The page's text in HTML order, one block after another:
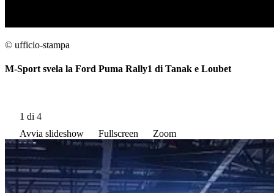
© ufficio-stampa
M-Sport svela la Ford Puma Rally1 di Tanak e Loubet
1 di 4
Avvia slideshow
Fullscreen Zoom